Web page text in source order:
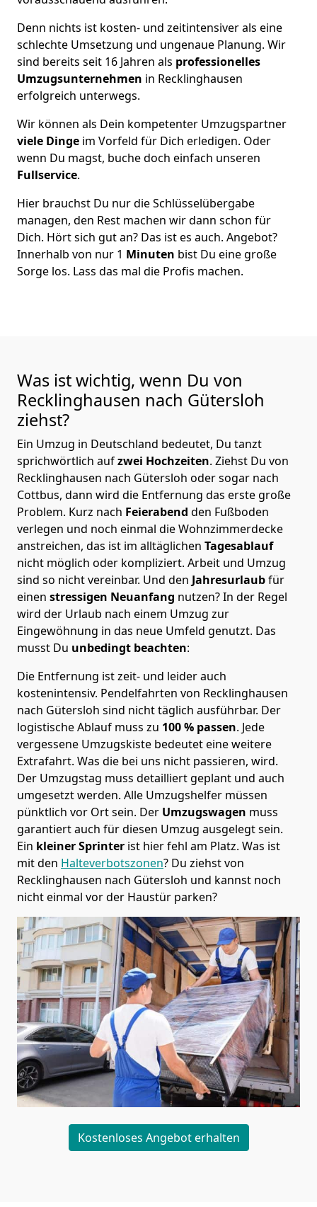
Denn nichts ist kosten- und zeitintensiver als eine
schlechte Umsetzung und ungenaue Planung. Wir
sind bereits seit 16 Jahren als professionelles
Umzugsunternehmen in Recklinghausen
erfolgreich unterwegs.
Wir können als Dein kompetenter Umzugspartner
viele Dinge im Vorfeld für Dich erledigen. Oder
wenn Du magst, buche doch einfach unseren
Fullservice.
Hier brauchst Du nur die Schlüsselübergabe
managen, den Rest machen wir dann schon für
Dich. Hört sich gut an? Das ist es auch. Angebot?
Innerhalb von nur 1 Minuten bist Du eine große
Sorge los. Lass das mal die Profis machen.
Was ist wichtig, wenn Du von
Recklinghausen nach Gütersloh
ziehst?
Ein Umzug in Deutschland bedeutet, Du tanzt
sprichwörtlich aufzwei Hochzeiten. Ziehst Du von
Recklinghausen nach Gütersloh oder sogar nach
Cottbus, dann wird die Entfernung das erste große
Problem. Kurz nach Feierabend den Fußboden
verlegen und noch einmal die Wohnzimmerdecke
anstreichen, das ist im alltäglichen Tagesablauf
nicht möglich oder kompliziert. Arbeit und Umzug
sind so nicht vereinbar. Und den Jahresurlaubfür
einen stressigen Neuanfang nutzen? In der Regel
wird der Urlaub nach einem Umzug zur
Eingewöhnung in das neue Umfeld genutzt. Das
musst Du unbedingt beachten:
Die Entfernung ist zeit- und leider auch
kostenintensiv. Pendelfahrten von Recklinghausen
nach Gütersloh sind nicht täglich ausführbar. Der
logistische Ablauf muss zu 100 % passen. Jede
vergessene Umzugskiste bedeutet eine weitere
Extrafahrt. Was die bei uns nicht passieren, wird.
Der Umzugstag muss detailliert geplant und auch
umgesetzt werden. Alle Umzugshelfer müssen
pünktlich vor Ort sein. Der Umzugswagen muss
garantiert auch für diesen Umzug ausgelegt sein.
Ein kleiner Sprinter ist hier fehl am Platz. Was ist
mit den Halteverbotszonen? Du ziehst von
Recklinghausen nach Gütersloh und kannst noch
nicht einmal vor der Haustür parken?
Kostenloses Angebot erhalten